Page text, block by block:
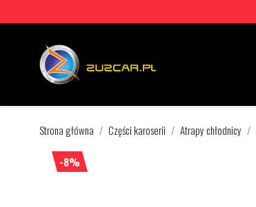
Strona główna Części karoserii Atrapy chłodnicy
-8%